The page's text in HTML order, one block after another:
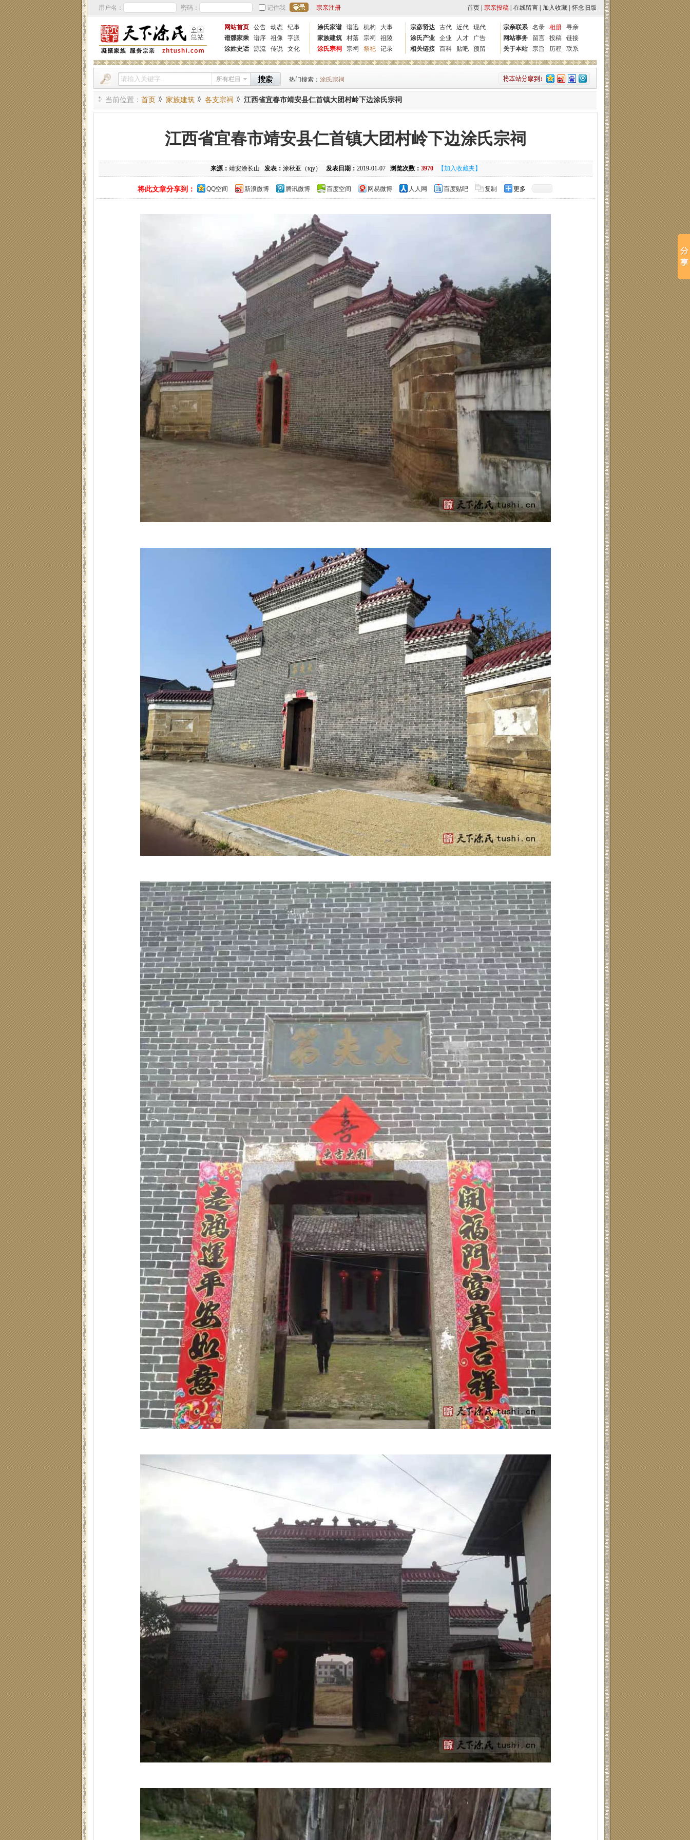
用户名： 密码： 记住我 宗亲注册 怀念旧版
加入收藏
在线留言
宗亲投稿
首页
网站首页 公告 动态 纪事 涂氏家谱 谱迅 机构 大事 宗彦贤达 古代 近代 现代 宗亲联系 名录 相册
寻亲
谱牒家乘
谱序 祖像 字派 家族建筑 村落 宗祠 祖陵 涂氏产业 企业 人才 广告 网站事务 留言 投稿
链接
涂姓史话
源流 传说 文化 涂氏宗祠 宗祠 祭祀 记录 相关链接 百科 贴吧 预留 关于本站 宗旨 历程 联系
所有栏目 热门搜索： 涂氏宗祠
当前位置： 首页 家族建筑 各支宗祠 江西省宜春市靖安县仁首镇大团村岭下边涂氏宗祠
江西省宜春市靖安县仁首镇大团村岭下边涂氏宗祠
来源： 靖安涂长山 发表： 涂秋亚（tqy） 发表日期： 2019-01-07 浏览次数： 3970 【加入收藏夹】
将此文章分享到： QQ空间 新浪微博 腾讯微博 百度空间 网易微博 人人网 百度贴吧 复制 更多